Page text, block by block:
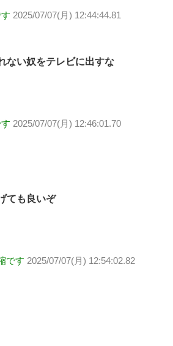
2025/07/07(月) 12:44:44.81
ない奴をテレビに出すな
2025/07/07(月) 12:46:01.70
ても良いぞ
です 2025/07/07(月) 12:54:02.82